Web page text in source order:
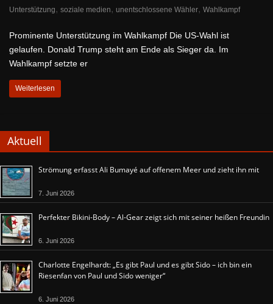
Unterstützung, soziale medien, unentschlossene Wähler, Wahlkampf
Prominente Unterstützung im Wahlkampf Die US-Wahl ist
gelaufen. Donald Trump steht am Ende als Sieger da. Im
Wahlkampf setzte er
Weiterlesen
Aktuell
Strömung erfasst Ali Bumayé auf offenem Meer und zieht ihn mit
7. Juni 2026
Perfekter Bikini-Body – Al-Gear zeigt sich mit seiner heißen Freundin
6. Juni 2026
Charlotte Engelhardt: „Es gibt Paul und es gibt Sido – ich bin ein
Riesenfan von Paul und Sido weniger“
6. Juni 2026